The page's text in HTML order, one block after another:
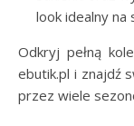
look idealny na
Odkryj pełną
ebutik.pl i znajdź
przez wiele